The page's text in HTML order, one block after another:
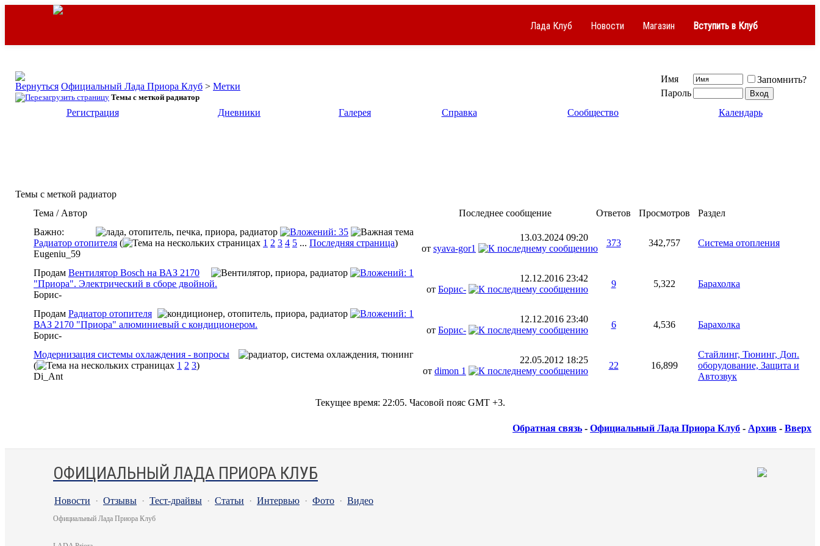
Лада Клуб Новости Магазин Вступить в Клуб
Официальный Лада Приора Клуб > Метки
Темы с меткой радиатор
Имя
Запомнить?
Пароль
Регистрация
Дневники Галерея Справка Сообщество Календарь
Темы с меткой радиатор
Тема / Автор
Последнее сообщение Ответов Просмотров
Раздел
Важно:
Радиатор отопителя ( 1 2 3 4 5 ... Последняя страница)
Eugeniu_59
13.03.2024 09:20
от syava-gor1
373 342,757 Система отопления
Продам Вентилятор Bosch на ВАЗ 2170
"Приора". Электрический в сборе двойной.
Борис-
12.12.2016 23:42
от Борис-
9 5,322 Барахолка
Продам Радиатор отопителя
ВАЗ 2170 "Приора" алюминиевый с кондиционером.
Борис-
12.12.2016 23:40
от Борис-
6 4,536 Барахолка
Модернизация системы охлаждения - вопросы
(
1 2 3)
Di_Ant
22.05.2012 18:25
от dimon 1
22 16,899
Стайлинг, Тюнинг, Доп.
оборудование, Защита и
Автозвук
Текущее время: 22:05. Часовой пояс GMT +3.
Обратная связь - Официальный Лада Приора Клуб - Архив - Вверх
ОФИЦИАЛЬНЫЙ ЛАДА ПРИОРА КЛУБ
Новости · Отзывы · Тест-драйвы · Статьи · Интервью · Фото · Видео
Официальный Лада Приора Клуб